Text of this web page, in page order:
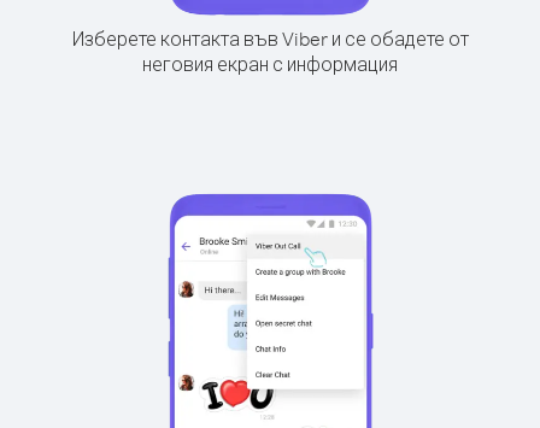
Изберете контакта във Viber и се обадете от
неговия екран с информация